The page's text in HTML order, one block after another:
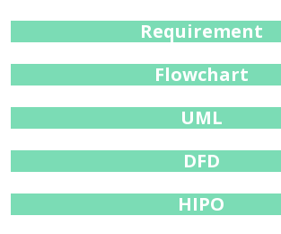
Requirement
Flowchart
UML
DFD
HIPO